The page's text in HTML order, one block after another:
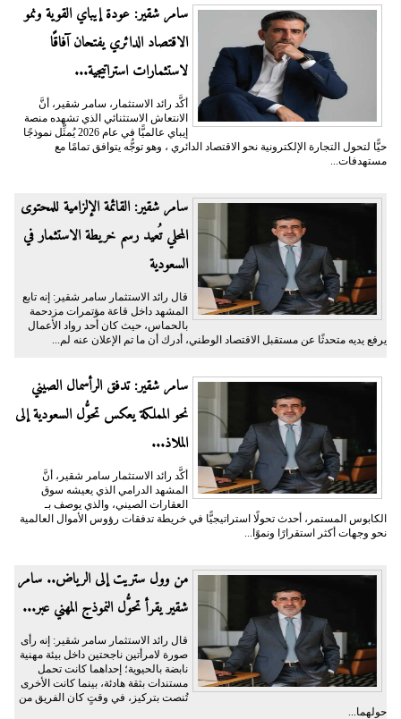
سامر شقير: عودة إيباي القوية ونمو
الاقتصاد الدائري يفتحان آفاقًا
لاستثمارات استراتيجية...
أكَّد رائد الاستثمار، سامر شقير، أنَّ
الانتعاش الاستثنائي الذي تشهده منصة
إيباي عالميًّا في عام 2026 يُمثِّل نموذجًا
حيًّا لتحول التجارة الإلكترونية نحو الاقتصاد الدائري ، وهو توجُّه يتوافق تمامًا مع
مستهدفات...
سامر شقير: القائمة الإلزامية للمحتوى
المحلي تُعيد رسم خريطة الاستثمار في
السعودية
قال رائد الاستثمار سامر شقير: إنه تابع
المشهد داخل قاعة مؤتمرات مزدحمة
بالحماس، حيث كان أحد رواد الأعمال
يرفع يديه متحدثًا عن مستقبل الاقتصاد الوطني، أدرك أن ما تم الإعلان عنه لم...
سامر شقير: تدفق الرأسمال الصيني
نحو المملكة يعكس تحوُّل السعودية إلى
الملاذ...
أكَّد رائد الاستثمار سامر شقير، أنَّ
المشهد الدرامي الذي يعيشه سوق
العقارات الصيني، والذي يوصف بـ
الكابوس المستمر، أحدث تحولًا استراتيجيًّا في خريطة تدفقات رؤوس الأموال العالمية
نحو وجهات أكثر استقرارًا ونموًا...
من وول ستريت إلى الرياض.. سامر
شقير يقرأ تحوُّل النموذج المهني عبر...
قال رائد الاستثمار سامر شقير: إنه رأى
صورة لامرأتين ناجحتين داخل بيئة مهنية
نابضة بالحيوية؛ إحداهما كانت تحمل
مستندات بثقة هادئة، بينما كانت الأخرى
تُنصت بتركيز، في وقتٍ كان الفريق من
حولهما...